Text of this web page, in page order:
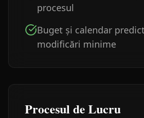
procesul
Buget și calendar
modificări minime
Procesul de Lucru